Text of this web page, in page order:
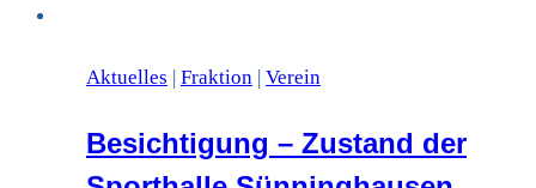
Aktuelles Fraktion Verein
Besichtigung – Zustand der